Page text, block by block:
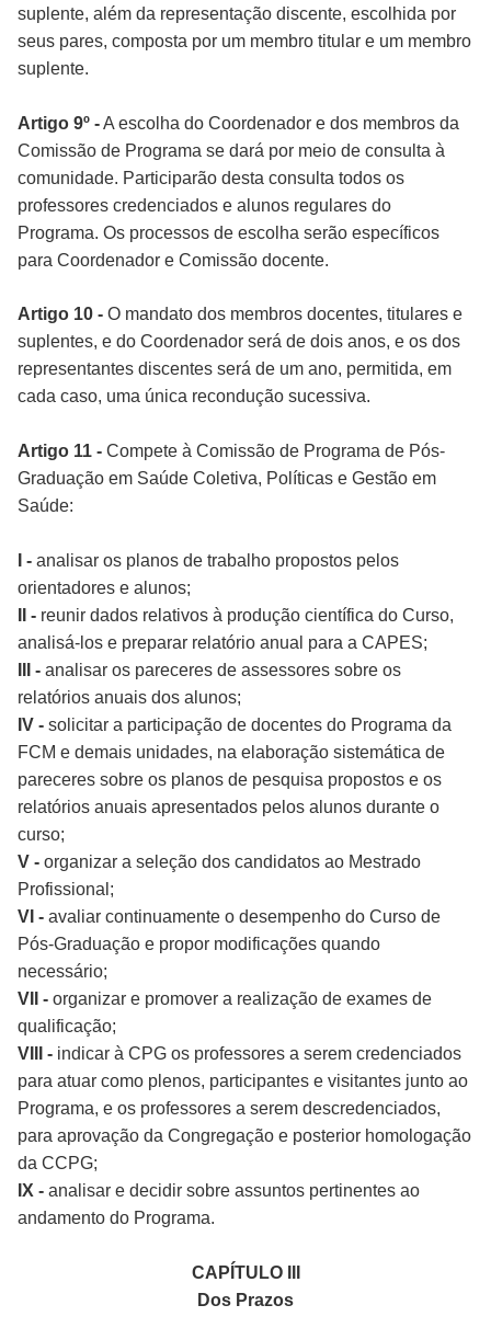
suplente, além da representação discente, escolhida por
seus pares, composta por um membro titular e um membro
suplente.
Artigo 9º -A escolha do Coordenador e dos membros da
Comissão de Programa se dará por meio de consulta à
comunidade. Participarão desta consulta todos os
professores credenciados e alunos regulares do
Programa. Os processos de escolha serão específicos
para Coordenador e Comissão docente.
Artigo 10 - O mandato dos membros docentes, titulares e
suplentes, e do Coordenador será de dois anos, e os dos
representantes discentes será de um ano, permitida, em
cada caso, uma única recondução sucessiva.
Artigo 11 - Compete à Comissão de Programa de Pós-
Graduação em Saúde Coletiva, Políticas e Gestão em
Saúde:
I - analisar os planos de trabalho propostos pelos
orientadores e alunos;
II - reunir dados relativos à produção científica do Curso,
analisá-los e preparar relatório anual para a CAPES;
III - analisar os pareceres de assessores sobre os
relatórios anuais dos alunos;
IV - solicitar a participação de docentes do Programa da
FCM e demais unidades, na elaboração sistemática de
pareceres sobre os planos de pesquisa propostos e os
relatórios anuais apresentados pelos alunos durante o
curso;
V - organizar a seleção dos candidatos ao Mestrado
Profissional;
VI - avaliar continuamente o desempenho do Curso de
Pós-Graduação e propor modificações quando
necessário;
VII - organizar e promover a realização de exames de
qualificação;
VIII - indicar à CPG os professores a serem credenciados
para atuar como plenos, participantes e visitantes junto ao
Programa, e os professores a serem descredenciados,
para aprovação da Congregação e posterior homologação
da CCPG;
IX - analisar e decidir sobre assuntos pertinentes ao
andamento do Programa.
CAPÍTULO III
Dos Prazos